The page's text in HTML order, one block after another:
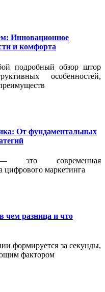
Инновационное
и комфорта
подробный обзор штор
особенностей,
От фундаментальных
это современная
цифрового маркетинга
чем разница и что
формируется за секунды,
фактором